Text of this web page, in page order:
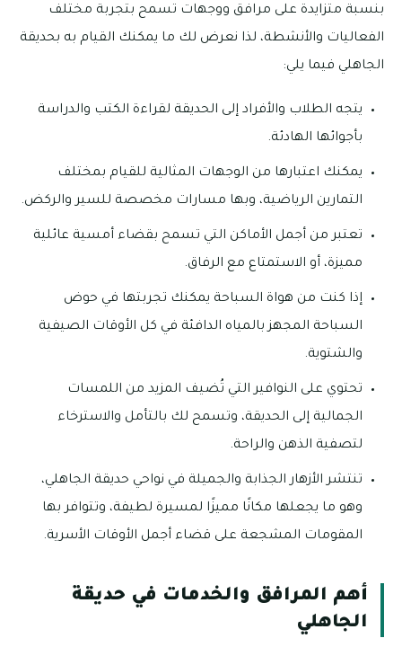
بنسبة متزايدة على مرافق ووجهات تسمح بتجربة مختلف
الفعاليات والأنشطة، لذا نعرض لك ما يمكنك القيام به بحديقة
الجاهلي فيما يلي:
يتجه الطلاب والأفراد إلى الحديقة لقراءة الكتب والدراسة
بأجوائها الهادئة.
يمكنك اعتبارها من الوجهات المثالية للقيام بمختلف
التمارين الرياضية، وبها مسارات مخصصة للسير والركض.
تعتبر من أجمل الأماكن التي تسمح بقضاء أمسية عائلية
مميزة، أو الاستمتاع مع الرفاق.
إذا كنت من هواة السباحة يمكنك تجربتها في حوض
السباحة المجهز بالمياه الدافئة في كل الأوقات الصيفية
والشتوية.
تحتوي على النوافير التي تُضيف المزيد من اللمسات
الجمالية إلى الحديقة، وتسمح لك بالتأمل والاسترخاء
لتصفية الذهن والراحة.
تنتشر الأزهار الجذابة والجميلة في نواحي حديقة الجاهلي،
وهو ما يجعلها مكانًا مميزًا لمسيرة لطيفة، وتتوافر بها
المقومات المشجعة على قضاء أجمل الأوقات الأسرية.
أهم المرافق والخدمات في حديقة
الجاهلي